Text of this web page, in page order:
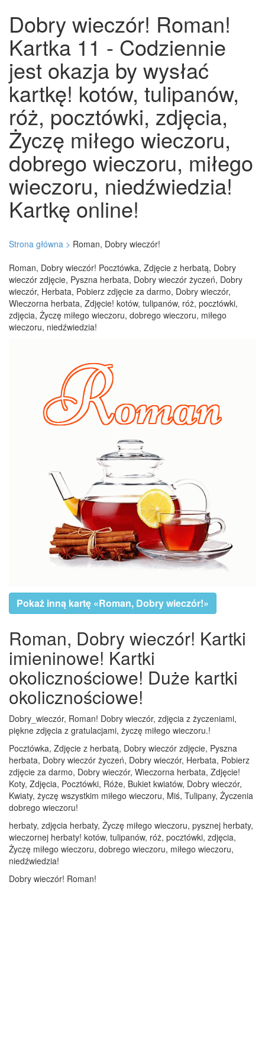
Dobry wieczór! Roman!
Kartka 11 - Codziennie
jest okazja by wysłać
kartkę! kotów, tulipanów,
róż, pocztówki, zdjęcia,
Życzę miłego wieczoru,
dobrego wieczoru, miłego
wieczoru, niedźwiedzia!
Kartkę online!
Strona główna > Roman, Dobry wieczór!
Roman, Dobry wieczór! Pocztówka, Zdjęcie z herbatą, Dobry
wieczór zdjęcie, Pyszna herbata, Dobry wieczór życzeń, Dobry
wieczór, Herbata, Pobierz zdjęcie za darmo, Dobry wieczór,
Wieczorna herbata, Zdjęcie! kotów, tulipanów, róż, pocztówki,
zdjęcia, Życzę miłego wieczoru, dobrego wieczoru, miłego
wieczoru, niedźwiedzia!
Pokaż inną kartę «Roman, Dobry wieczór!»
Roman, Dobry wieczór! Kartki
imieninowe! Kartki
okolicznościowe! Duże kartki
okolicznościowe!
Dobry_wieczór, Roman! Dobry wieczór, zdjęcia z życzeniami,
piękne zdjęcia z gratulacjami, życzę miłego wieczoru.!
Pocztówka, Zdjęcie z herbatą, Dobry wieczór zdjęcie, Pyszna
herbata, Dobry wieczór życzeń, Dobry wieczór, Herbata, Pobierz
zdjęcie za darmo, Dobry wieczór, Wieczorna herbata, Zdjęcie!
Koty, Zdjęcia, Pocztówki, Róże, Bukiet kwiatów, Dobry wieczór,
Kwiaty, życzę wszystkim miłego wieczoru, Miś, Tulipany, Życzenia
dobrego wieczoru!
herbaty, zdjęcia herbaty, Życzę miłego wieczoru, pysznej herbaty,
wieczornej herbaty! kotów, tulipanów, róż, pocztówki, zdjęcia,
Życzę miłego wieczoru, dobrego wieczoru, miłego wieczoru,
niedźwiedzia!
Dobry wieczór! Roman!